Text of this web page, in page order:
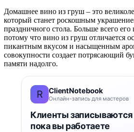
Домашнее вино из груш – это
который станет роскошным
праздничного стола. Больше всего
потому что вино из груш отличается
пикантным вкусом и насыщенным
совокупности создает потрясающий
памяти надолго.
R ClientNotebook
Онлайн-запись для мастеров
Клиенты
пока вы работаете